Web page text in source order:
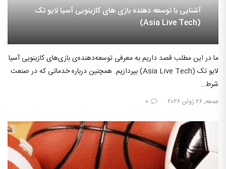
آشنایی با توسعه دهنده بازی های کازینویی آسیا لایو تک
(Asia Live Tech)
ما در این مطلب قصد داریم به معرفی توسعه‌دهنده‌ی بازی‌های کازینویی آسیا
لایو تک (Asia Live Tech) بپردازیم. همچنین درباره خدماتی که در صنعت
شرط…
جمعه, ۲۶ ژوئن ۲۰۲۶ ۰